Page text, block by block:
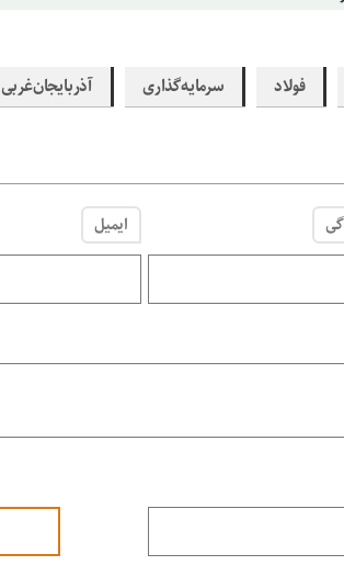
فولاد سرمایه‌گذاری آذربایجان‌غربی
ایمیل